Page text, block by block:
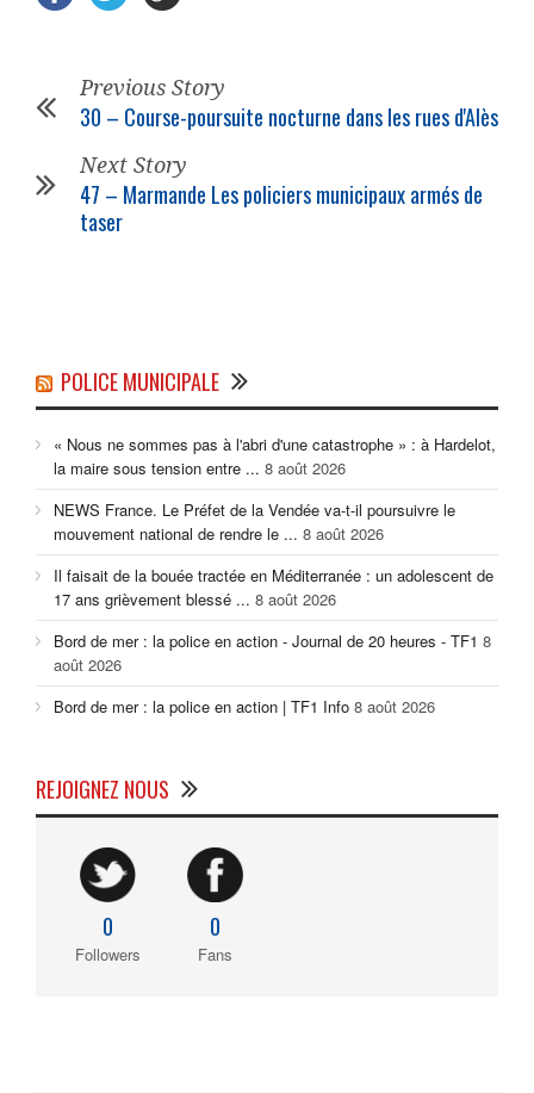
Previous Story
30 – Course-poursuite nocturne dans les rues d'Alès
Next Story
47 – Marmande Lespoliciers municipauxarmés de
taser
POLICE MUNICIPALE
« Nous ne sommes pas à l'abri d'une catastrophe » : à Hardelot,
la maire sous tension entre ... 8 août 2026
NEWS France. Le Préfet de la Vendée va-t-il poursuivre le
mouvement national de rendre le ... 8 août 2026
Il faisait de la bouée tractée en Méditerranée : un adolescent de
17 ans grièvement blessé ... 8 août 2026
Bord de mer : la police en action - Journal de 20 heures - TF1 8
août 2026
Bord de mer : la police en action | TF1 Info 8 août 2026
REJOIGNEZ NOUS
0
Followers
0
Fans